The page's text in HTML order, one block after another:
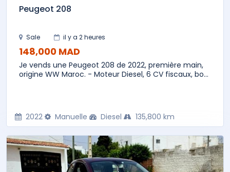
Peugeot 208
Sale il y a 2 heures
148,000 MAD
Je vends une Peugeot 208 de 2022, première main,
origine WW Maroc. - Moteur Diesel, 6 CV fiscaux, bo...
2022 Manuelle Diesel 135,800 km